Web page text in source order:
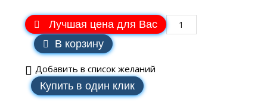
Лучшая цена для Вас
В корзину
Добавить в список желаний
Купить в один клик